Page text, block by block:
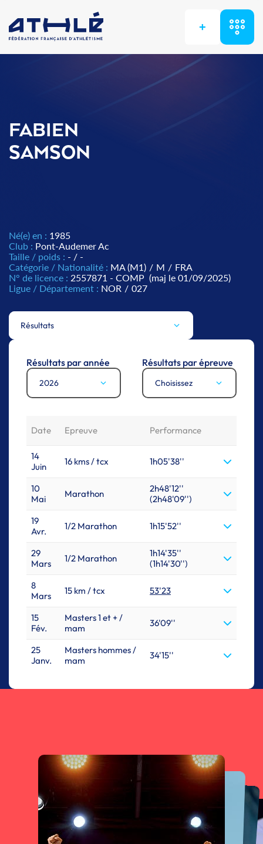
+
FABIEN
SAMSON
Né(e) en : 1985
Club : Pont-Audemer Ac
Taille / poids : - / -
Catégorie / Nationalité : MA (M1) / M / FRA
N° de licence : 2557871 - COMP (maj le 01/09/2025)
Ligue / Département : NOR / 027
Résultats
Résultats par année
2026
Résultats par épreuve
Choisissez
Date Epreuve Performance
14
Juin
16 kms / tcx 1h05'38''
10
Mai
Marathon
2h48'12''
(2h48'09'')
19
Avr.
1/2 Marathon 1h15'52''
29
Mars
1/2 Marathon
1h14'35''
(1h14'30'')
8
Mars
15 km / tcx 53'23
15
Fév.
Masters 1 et + /
mam
36'09''
25
Janv.
Masters hommes /
mam
34'15''